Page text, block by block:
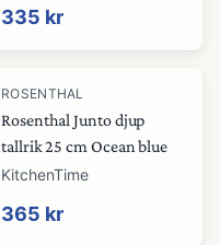
335 kr
ROSENTHAL
Rosenthal Junto djup
tallrik 25 cm Ocean blue
KitchenTime
365 kr